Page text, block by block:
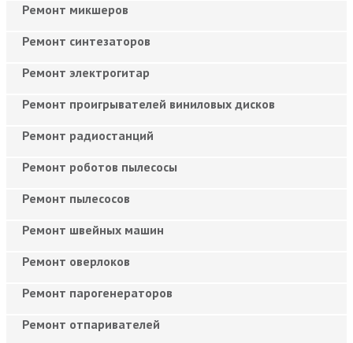
Ремонт микшеров
Ремонт синтезаторов
Ремонт электрогитар
Ремонт проигрывателей виниловых дисков
Ремонт радиостанций
Ремонт роботов пылесосы
Ремонт пылесосов
Ремонт швейных машин
Ремонт оверлоков
Ремонт парогенераторов
Ремонт отпаривателей